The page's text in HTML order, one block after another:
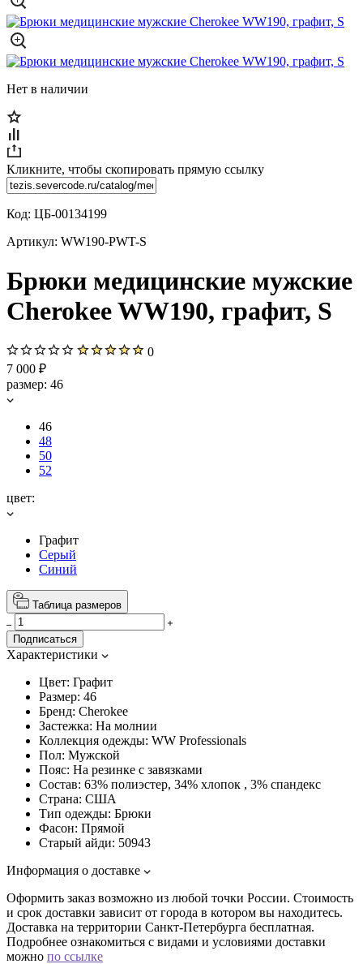
Нет в наличии
Кликните, чтобы скопировать прямую ссылку
Код: ЦБ-00134199
Артикул: WW190-PWT-S
Брюки медицинские мужские
Cherokee WW190, графит, S
0
7 000 ₽
размер: 46
46
48
50
52
цвет:
Графит
Серый
Синий
Таблица размеров
Подписаться
Характеристики
Цвет: Графит
Размер: 46
Бренд: Cherokee
Застежка: На молнии
Коллекция одежды: WW Professionals
Пол: Мужской
Пояс: На резинке с завязками
Состав: 63% полиэстер, 34% хлопок , 3% спандекс
Страна: США
Тип одежды: Брюки
Фасон: Прямой
Старый айди: 50943
Информация о доставке
Оформить заказ возможно из любой точки России. Стоимость
и срок доставки зависит от города в котором вы находитесь.
Доставка на территории Санкт-Петербурга бесплатная.
Подробнее ознакомиться с видами и условиями доставки
можно по ссылке